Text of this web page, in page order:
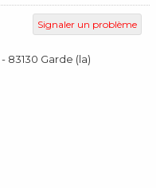
Signaler un problème
- 83130 Garde (la)